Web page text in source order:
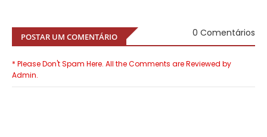
POSTAR UM COMENTÁRIO 0 Comentários
* Please Don't Spam Here. All the Comments are Reviewed by
Admin.